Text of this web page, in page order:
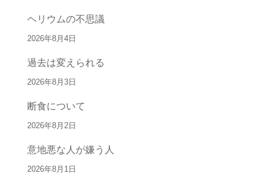
ヘリウムの不思議
2026年8月4日
過去は変えられる
2026年8月3日
断食について
2026年8月2日
意地悪な人が嫌う人
2026年8月1日